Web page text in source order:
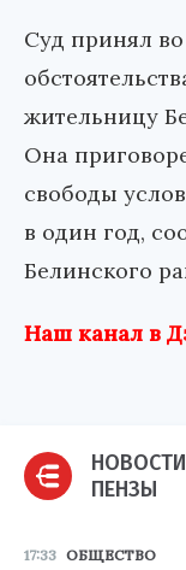
Суд принял
жительницу
Она
свободы
в один год,
Белинского
Наш канал в
НОВОСТИ
ПЕНЗЫ
17:33 ОБЩЕСТВО